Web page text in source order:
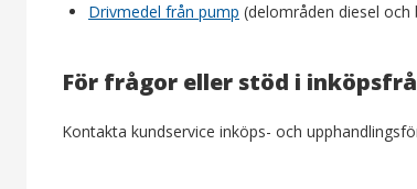
Drivmedel från pump (delområden diesel
För frågor eller stöd i
Kontakta kundservice inköps- och